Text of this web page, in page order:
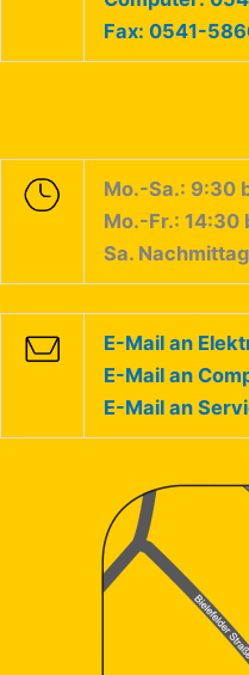
Fax: 0541-
Mo.-Sa.: 9:30
Mo.-Fr.: 14:30
Sa.
E-Mail an
E-Mail an
E-Mail an